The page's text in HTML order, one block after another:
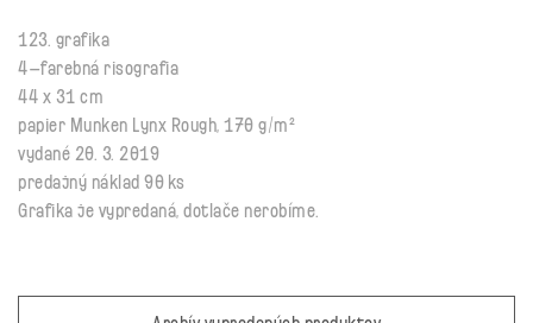
123. grafika
4–farebná risografia
44 x 31 cm
papier Munken Lynx Rough, 170 g/m²
vydané 20. 3. 2019
predajný náklad 90 ks
Grafika je vypredaná, dotlače nerobíme.